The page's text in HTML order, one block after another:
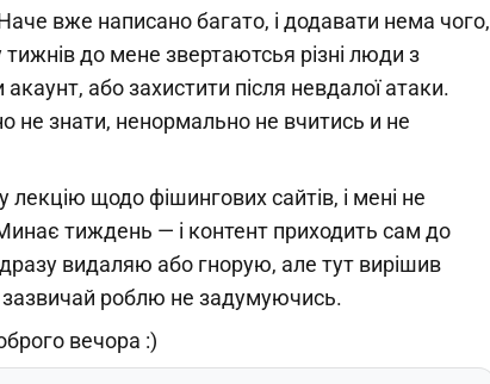
вже написано багато, і додавати нема чого,
до мене звертаютсья різні люди з
або захистити після невдалої атаки.
не знати, ненормально не вчитись и не
щодо фішингових сайтів, і мені не
тиждень — і контент приходить сам до
видаляю або гнорую, але тут вирішив
зазвичай роблю не задумуючись.